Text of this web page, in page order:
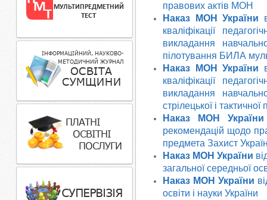
правових актів МОН
Наказ МОН України
кваліфікації
викладання
пілотування БИЛА
Наказ МОН України
кваліфікації
викладання
стрілецької і тактичної
Наказ МОН України
рекомендацій щодо
предмета Захист
Наказ МОН України
загальної середньої
Наказ МОН України
освіти і науки України